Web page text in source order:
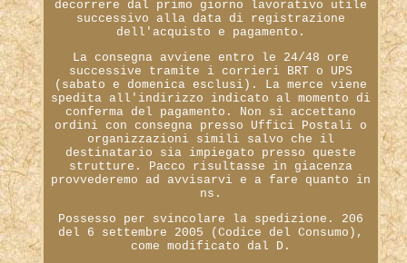
decorrere dal primo giorno lavorativo utile
successivo alla data di registrazione
dell'acquisto e pagamento.
La consegna avviene entro le 24/48 ore
successive tramite i corrieri BRT o UPS
(sabato e domenica esclusi). La merce viene
spedita all'indirizzo indicato al momento di
conferma del pagamento. Non si accettano
ordini con consegna presso Uffici Postali o
organizzazioni simili salvo che il
destinatario sia impiegato presso queste
strutture. Pacco risultasse in giacenza
provvederemo ad avvisarvi e a fare quanto in
ns.
Possesso per svincolare la spedizione. 206
del 6 settembre 2005 (Codice del Consumo),
come modificato dal D.